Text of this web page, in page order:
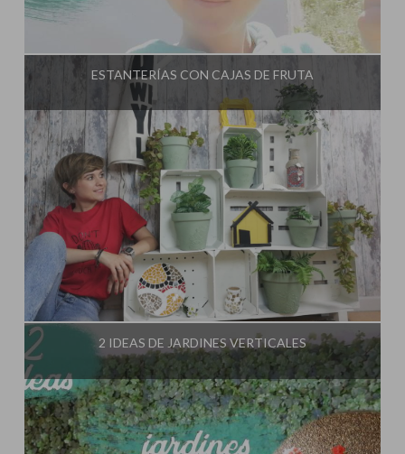
El Taller de Ire
ESTANTERÍAS CON CAJAS DE FRUTA
Influencer:El Taller de Ire
2 IDEAS DE JARDINES VERTICALES